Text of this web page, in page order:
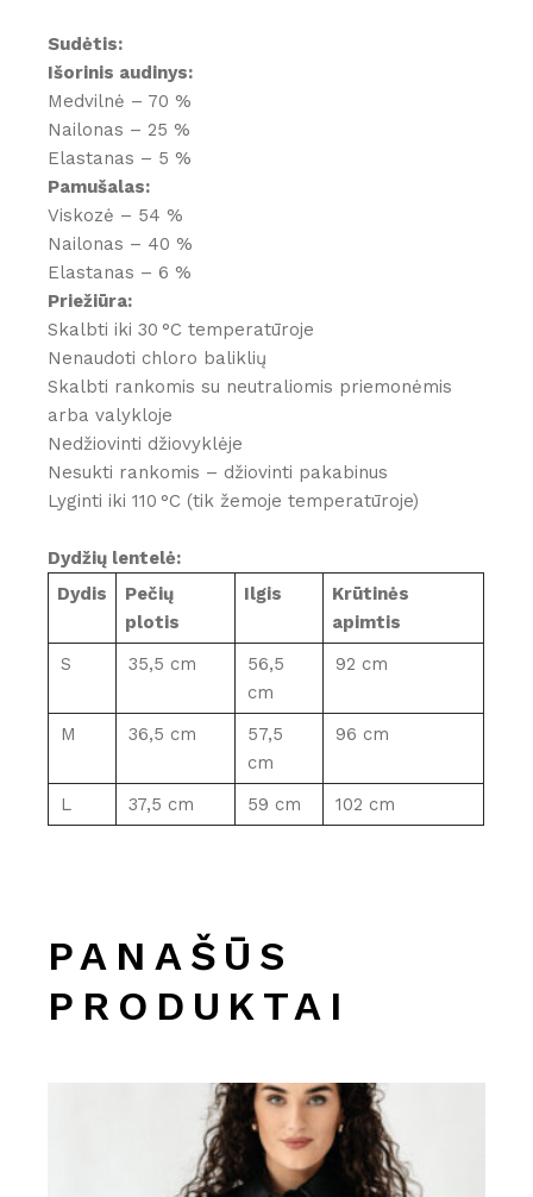
Sudėtis:
Išorinis audinys:
Medvilnė – 70 %
Nailonas – 25 %
Elastanas – 5 %
Pamušalas:
Viskozė – 54 %
Nailonas – 40 %
Elastanas – 6 %
Priežiūra:
Skalbti iki 30 °C temperatūroje
Nenaudoti chloro baliklių
Skalbti rankomis su neutraliomis priemonėmis
arba valykloje
Nedžiovinti džiovyklėje
Nesukti rankomis – džiovinti pakabinus
Lyginti iki 110 °C (tik žemoje temperatūroje)
Dydžių lentelė:
Dydis
Pečių
plotis
Ilgis
Krūtinės
apimtis
S
35,5 cm
56,5
cm
92 cm
M 36,5 cm
57,5
cm
96 cm
L 37,5 cm 59 cm 102 cm
PANAŠŪS
PRODUKTAI